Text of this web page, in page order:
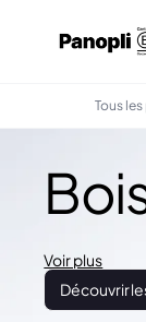
Tous
Voir plus
Découvrir